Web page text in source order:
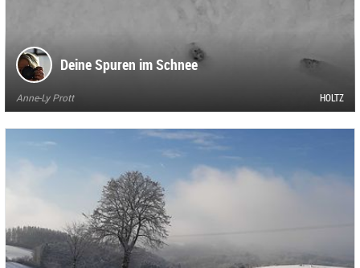
Deine Spuren im Schnee
Anne-Ly Prott HOLTZ